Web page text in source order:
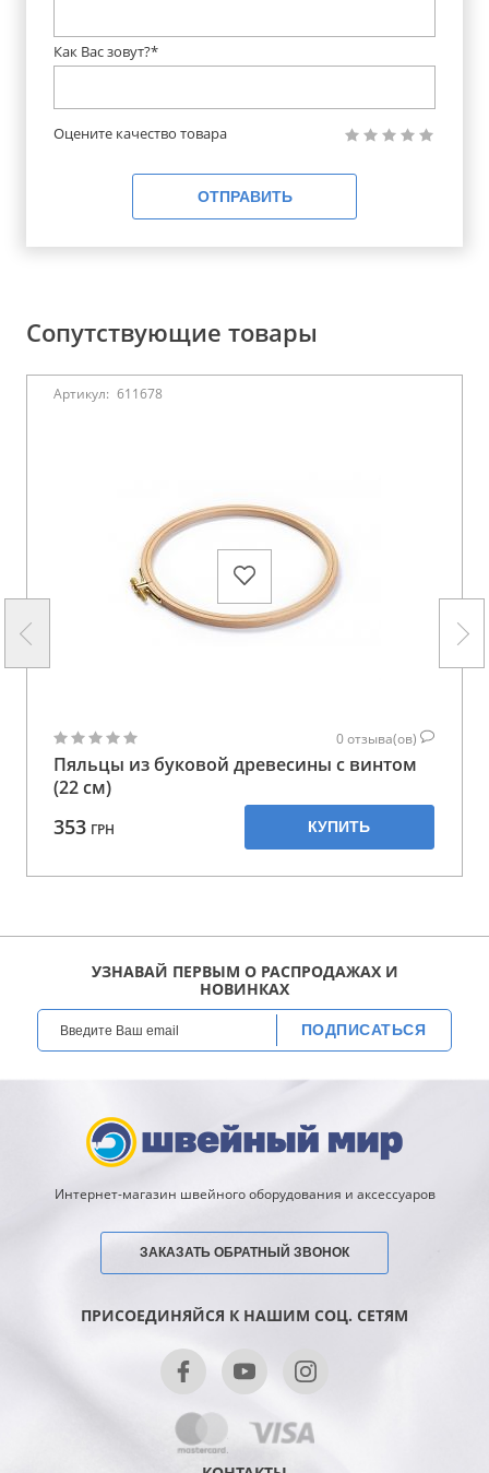
Как Вас зовут?*
Оцените качество товара
ОТПРАВИТЬ
Сопутствующие товары
Артикул: 611678
0отзыва(ов)
Пяльцы из буковой древесины с винтом
(22 см)
353 ГРН КУПИТЬ
УЗНАВАЙ ПЕРВЫМ О РАСПРОДАЖАХ И
НОВИНКАХ
ПОДПИСАТЬСЯ
Интернет-магазин швейного оборудования и аксессуаров
ЗАКАЗАТЬ ОБРАТНЫЙ ЗВОНОК
ПРИСОЕДИНЯЙСЯ К НАШИМ СОЦ. СЕТЯМ